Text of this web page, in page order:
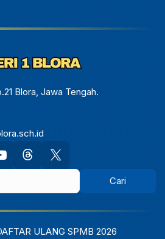
Blora, Jawa Tengah.
ULANG SPMB 2026